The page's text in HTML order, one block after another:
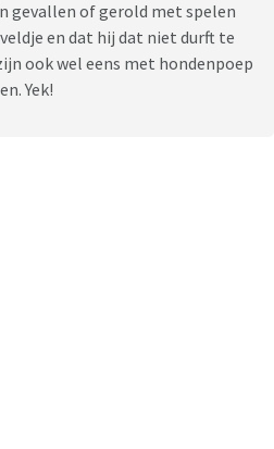
gevallen of gerold met spelen
en dat hij dat niet durft te
ook wel eens met hondenpoep
Yek!